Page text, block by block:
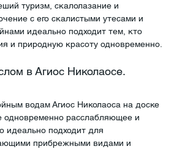
туризм, скалолазание и
с его скалистыми утесами и
идеально подходит тем, кто
и природную красоту одновременно.
в Агиос Николаосе.
водам Агиос Николаоса на доске
одновременно расслабляющее и
идеально подходит для
прибрежными видами и